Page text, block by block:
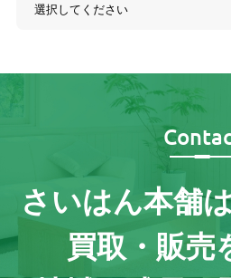
さいはん本舗
買取・販売